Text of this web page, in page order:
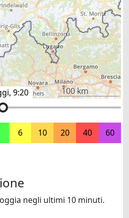
9:20
,others 100 km
6 10 20 40 60
negli ultimi 10 minuti.